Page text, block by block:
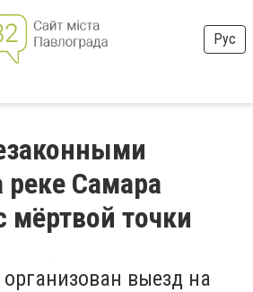
Рус
Самара
мёртвой точки
выезд на